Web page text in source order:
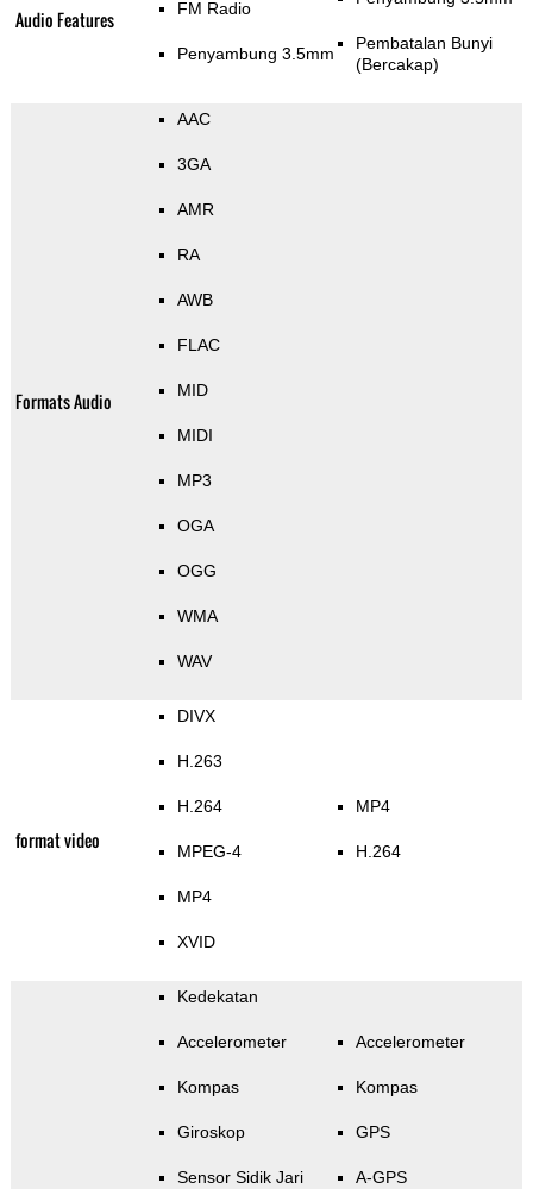
Audio Features FM Radio
Penyambung 3.5mm
Pembatalan Bunyi
(Bercakap)
Formats Audio
AAC
3GA
AMR
RA
AWB
FLAC
MID
MIDI
MP3
OGA
OGG
WMA
WAV
format video
DIVX
H.263
H.264
MPEG-4
MP4
XVID
MP4
H.264
Kedekatan
Accelerometer
Kompas
Giroskop
Sensor Sidik Jari
Accelerometer
Kompas
GPS
A-GPS